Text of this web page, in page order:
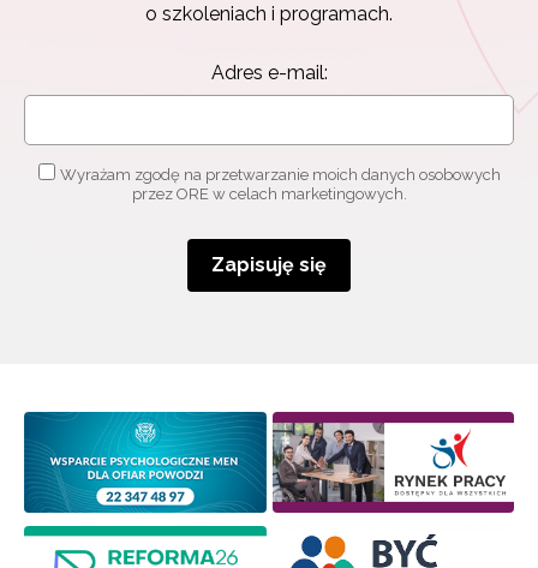
o szkoleniach i programach.
Adres e-mail:
Wyrażam zgodę na przetwarzanie moich danych osobowych
przez ORE w celach marketingowych.
Zapisuję się
Newsletter ORE
Zapisz się i bądź na bieżąco z najnowszymi
informacjami
o szkoleniach i programach.
Adres e-mail: